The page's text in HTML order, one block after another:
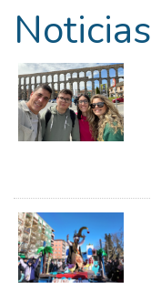
Noticias